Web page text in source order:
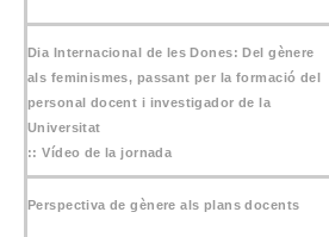
Dia Internacional de les Dones: Del gènere
als feminismes, passant per la formació del
personal docent i investigador de la
Universitat
::Vídeo de la jornada
Perspectiva de gènere als plans docents